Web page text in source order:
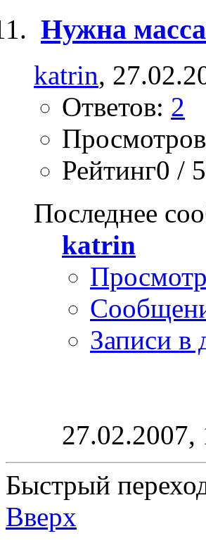
Нужна
katrin,
Ответов: 2
Рейтинг0 / 5
Последнее
katrin
Записи в
27.02.2007,
Быстрый
Вверх